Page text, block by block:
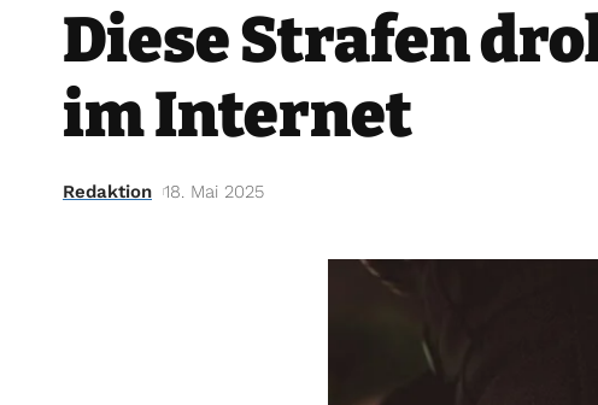
Diese Strafen
im Internet
Redaktion 18. Mai 2025